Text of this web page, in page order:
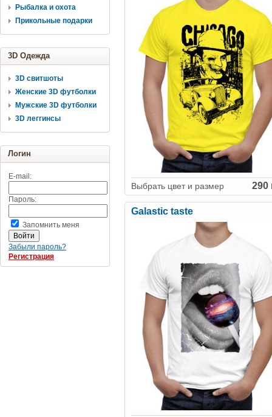
Рыбалка и охота
Прикольные подарки
3D Одежда
3D свитшоты
Женские 3D футболки
Мужские 3D футболки
3D леггинсы
Логин
E-mail:
Пароль:
Запомнить меня
Забыли пароль?
Регистрация
Выбрать цвет и размер 290
Galastic taste